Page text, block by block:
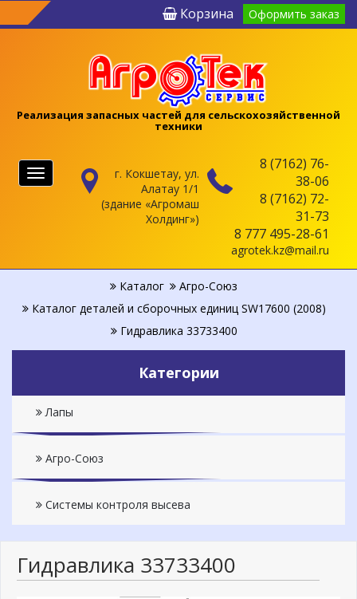
Корзина Оформить заказ
Реализация запасных частей для сельскохозяйственной
техники
8 (7162) 76-
38-06
8 (7162) 72-
31-73
8 777 495-28-61
agrotek.kz@mail.ru
г. Кокшетау, ул.
Алатау 1/1
(здание «Агромаш
Холдинг»)
Меню
Каталог
Агро-Союз
Каталог деталей и сборочных единиц SW17600 (2008)
Гидравлика 33733400
Категории
Лапы
Агро-Союз
Системы контроля высева
Гидравлика 33733400